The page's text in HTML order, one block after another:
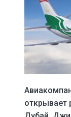
открывает